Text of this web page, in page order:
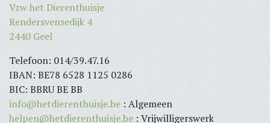
Vzw het Dierenthuisje
Rendersvensedijk 4
2440 Geel
Telefoon: 014/39.47.16
IBAN: BE78 6528 1125 0286
BIC: BBRU BE BB
info@hetdierenthuisje.be : Algemeen
helpen@hetdierenthuisje.be : Vrijwilligerswerk